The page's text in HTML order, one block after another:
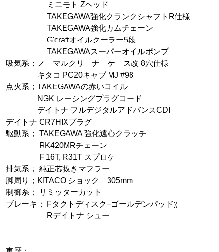
ミニモト Zヘッド
TAKEGAWA強化クランクシャフトR仕様
TAKEGAWA強化カムチェーン
G'craftオイルクーラー5段
TAKEGAWAスーパーオイルポンプ
吸気系；ノーマルクリーナーケース改 8穴仕様
キタコ PC20キャブ MJ #98
点火系；TAKEGAWAの赤いコイル
NGK レーシングプラグコード
デイトナ フルデジタルアドバンスCDI
デイトナ CR7HIXプラグ
駆動系； TAKEGAWA 強化遠心クラッチ
RK420MRチェーン
F 16T, R31T スプロケ
排気系； 純正芯抜きマフラー
脚周り；KITACO ショック 305mm
制御系； リミッターカット
ブレーキ； Fタクトディスク+ゴールデンパッドχ
Rデイトナ シュー